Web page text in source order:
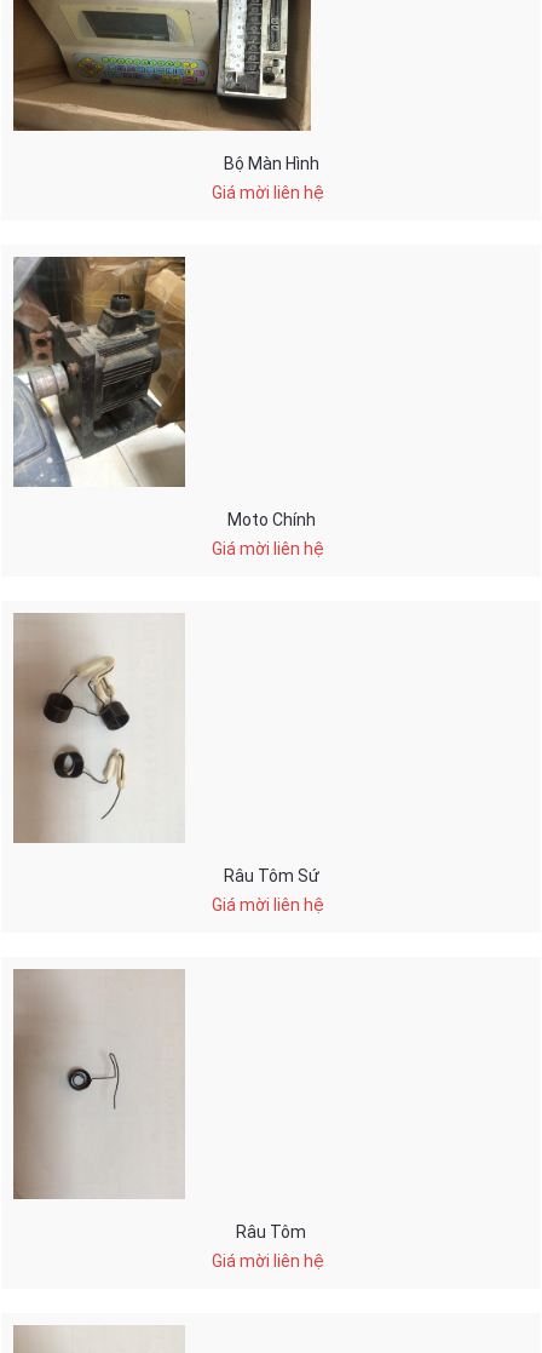
Bộ Màn Hình
Giá mời liên hệ
Moto Chính
Giá mời liên hệ
Râu Tôm Sứ
Giá mời liên hệ
Râu Tôm
Giá mời liên hệ